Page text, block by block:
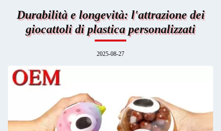
Durabilità e longevità: l'attrazione dei
giocattoli di plastica personalizzati
2025-08-27